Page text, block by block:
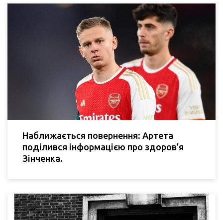
Наближається повернення: Артета
поділився інформацією про здоров'я
Зінченка.